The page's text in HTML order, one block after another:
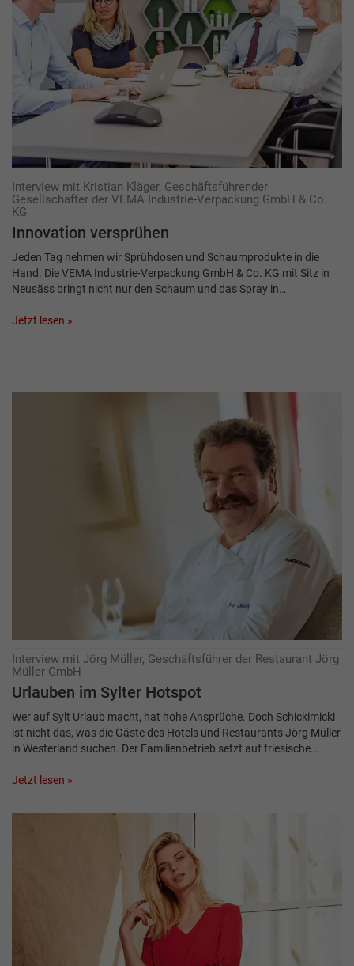
Interview mit Kristian Kläger, Geschäftsführender
Gesellschafter der VEMA Industrie-Verpackung GmbH & Co.
KG
Innovation versprühen
Jeden Tag nehmen wir Sprühdosen und Schaumprodukte in die
Hand. Die VEMA Industrie-Verpackung GmbH & Co. KG mit Sitz in
Neusäss bringt nicht nur den Schaum und das Spray in…
Jetzt lesen »
Interview mit Jörg Müller, Geschäftsführer der Restaurant Jörg
Müller GmbH
Urlauben im Sylter Hotspot
Wer auf Sylt Urlaub macht, hat hohe Ansprüche. Doch Schickimicki
ist nicht das, was die Gäste des Hotels und Restaurants Jörg Müller
in Westerland suchen. Der Familienbetrieb setzt auf friesische…
Jetzt lesen »